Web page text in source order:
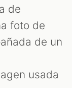
de
foto de
de un
usada